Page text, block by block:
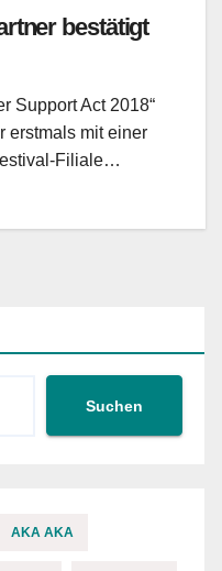
bestätigt
Support Act 2018“
erstmals mit einer
Filiale…
Suchen
AKA AKA